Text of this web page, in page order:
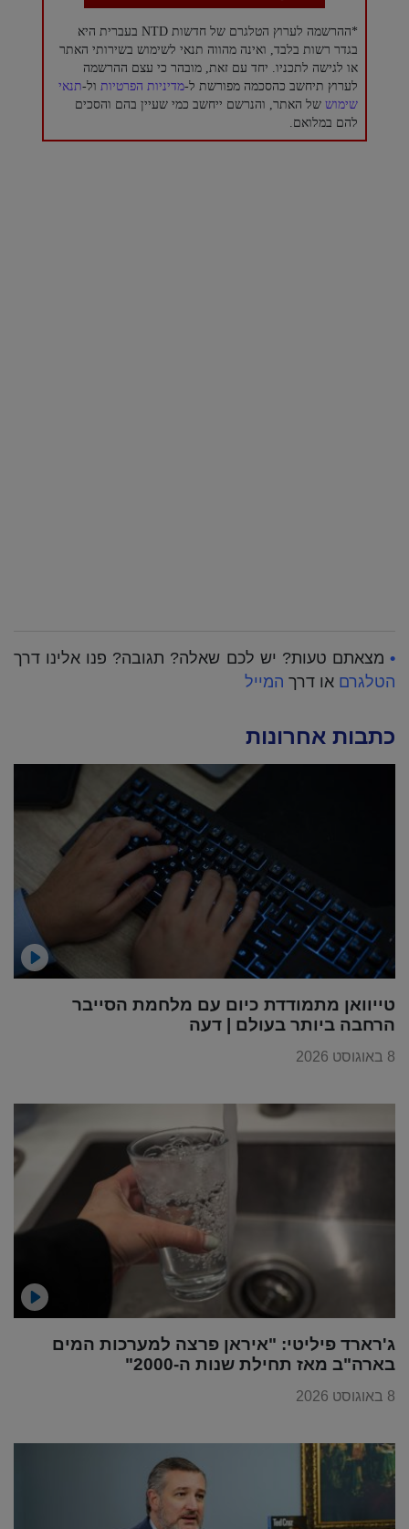
*ההרשמה לערוץ הטלגרם של חדשות NTD בעברית היא
בגדר רשות בלבד, ואינה מהווה תנאי לשימוש בשירותי האתר
או לגישה לתכניו. יחד עם זאת, מובהר כי עצם ההרשמה
לערוץ תיחשב כהסכמה מפורשת ל-מדיניות הפרטיות ול-תנאי
שימוש של האתר, והנרשם ייחשב כמי שעיין בהם והסכים
להם במלואם.
• מצאתם טעות? יש לכם שאלה? תגובה? פנו אלינו דרך
הטלגרם או דרך המייל
כתבות אחרונות
טייוואן מתמודדת כיום עם מלחמת הסייבר
הרחבה ביותר בעולם | דעה
8 באוגוסט 2026
ג'רארד פיליטי: "איראן פרצה למערכות המים
בארה"ב מאז תחילת שנות ה-2000"
8 באוגוסט 2026